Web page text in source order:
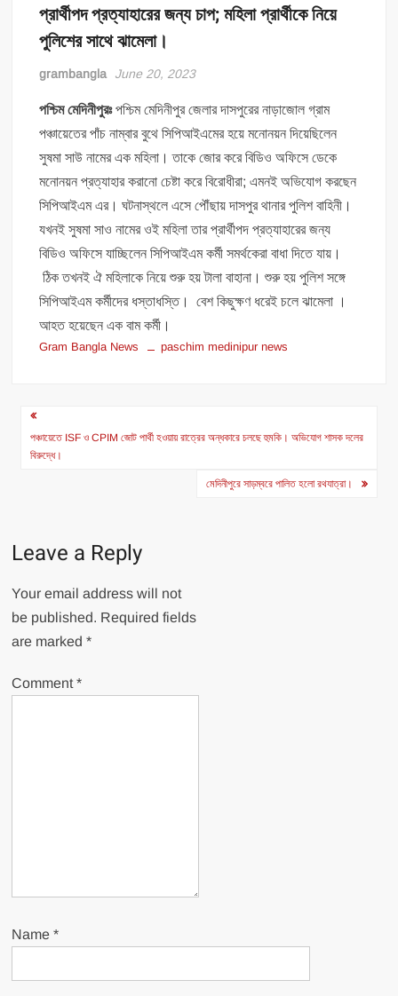
প্রার্থীপদ প্রত্যাহারের জন্য চাপ; মহিলা প্রার্থীকে নিয়ে
পুলিশের সাথে ঝামেলা।
grambangla June 20, 2023
পশ্চিম মেদিনীপুরঃপশ্চিম মেদিনীপুর জেলার দাসপুরের নাড়াজোল গ্রাম
পঞ্চায়েতের পাঁচ নাম্বার বুথে সিপিআইএমের হয়ে মনোনয়ন দিয়েছিলেন
সুষমা সাউ নামের এক মহিলা। তাকে জোর করে বিডিও অফিসে ডেকে
মনোনয়ন প্রত্যাহার করানো চেষ্টা করে বিরোধীরা; এমনই অভিযোগ করছেন
সিপিআইএম এর। ঘটনাস্থলে এসে পৌঁছায় দাসপুর থানার পুলিশ বাহিনী।
যখনই সুষমা সাও নামের ওই মহিলা তার প্রার্থীপদ প্রত্যাহারের জন্য
বিডিও অফিসে যাচ্ছিলেন সিপিআইএম কর্মী সমর্থকেরা বাধা দিতে যায়।
ঠিক তখনই ঐ মহিলাকে নিয়ে শুরু হয় টালা বাহানা। শুরু হয় পুলিশ সঙ্গে
সিপিআইএম কর্মীদের ধস্তাধস্তি। বেশ কিছুক্ষণ ধরেই চলে ঝামেলা ।
আহত হয়েছেন এক বাম কর্মী।
Gram Bangla News paschim medinipur news
Post
navigation
পঞ্চায়েতে ISF ও CPIM জোট পার্থী হওয়ায় রাত্রের অন্ধকারে চলছে হুমকি। অভিযোগ শাসক দলের
বিরুদ্ধে।
মেদিনীপুরে সাড়ম্বরে পালিত হলো রথযাত্রা।
Leave a Reply
Your email address will not
be published. Required fields
are marked*
Comment*
Name*